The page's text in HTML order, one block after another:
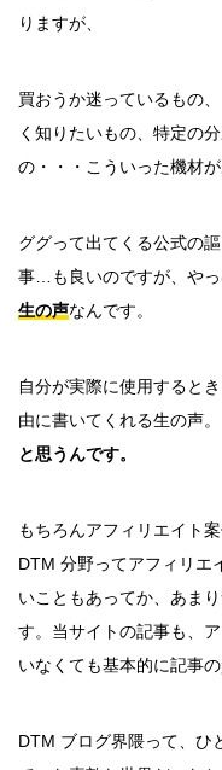
りますが、
買おうか迷っているもの
く知りたいもの、特定の
の・・・こういった機材
ググって出てくる公式の
事…も良いのですが、や
生の声なんです。
自分が実際に使用すると
由に書いてくれる生の声。
と思うんです。
もちろんアフィリエイト
DTM 分野ってアフィリエ
いこともあってか、あま
す。当サイトの記事も、
いなくても基本的に記事
DTM ブログ界隈って、ひ